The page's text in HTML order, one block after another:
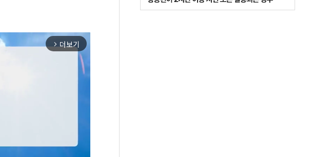
arrow_forward_ios 더보기